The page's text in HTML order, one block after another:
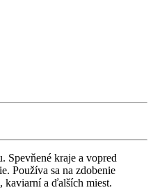
Spevňené kraje a vopred
Používa sa na zdobenie
kaviarní a ďalších miest.